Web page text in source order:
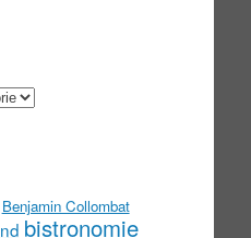
Benjamin Collombat
bistronomie